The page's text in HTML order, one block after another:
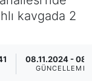
kavgada 2
08.11.2024 -
GÜNCELLEME